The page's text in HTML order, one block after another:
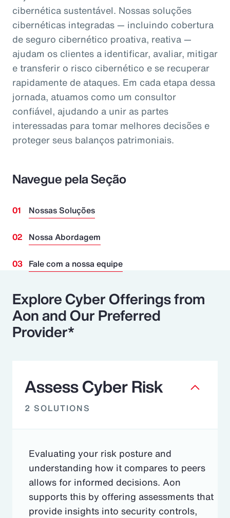
cibernética sustentável. Nossas soluções
cibernéticas integradas — incluindo cobertura
de seguro cibernético proativa, reativa —
ajudam os clientes a identificar, avaliar, mitigar
e transferir o risco cibernético e se recuperar
rapidamente de ataques. Em cada etapa dessa
jornada, atuamos como um consultor
confiável, ajudando a unir as partes
interessadas para tomar melhores decisões e
proteger seus balanços patrimoniais.
Navegue pela Seção
Nossas Soluções
Nossa Abordagem
Fale com a nossa equipe
Explore Cyber Offerings from
Aon and Our Preferred
Provider*
Assess Cyber Risk
2 SOLUTIONS
Evaluating your risk posture and
understanding how it compares to peers
allows for informed decisions. Aon
supports this by offering assessments that
provide insights into security controls,